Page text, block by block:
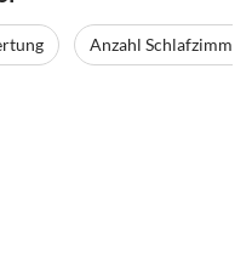
Anzahl Schlafzimmer